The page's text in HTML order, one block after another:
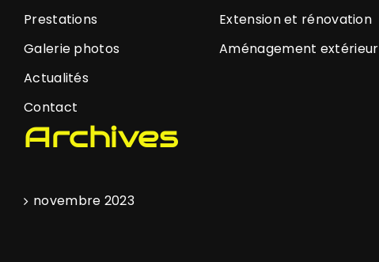
Prestations
Galerie photos
Actualités
Contact
Archives
novembre 2023
Extension et rénovation
Aménagement extérieur